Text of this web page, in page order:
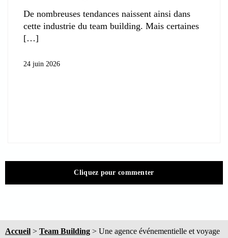
De nombreuses tendances naissent ainsi dans
cette industrie du team building. Mais certaines
24 juin 2026
Cliquez pour commenter
Accueil > Team Building > Une agence événementielle et voyage